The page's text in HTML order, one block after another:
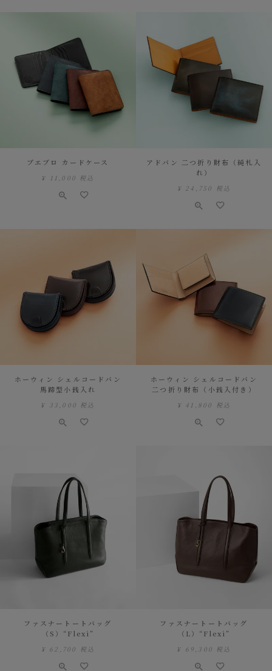
プエブロ カードケース
¥ 11,000 税込
アドバン 二つ折り財布（純札入
れ）
¥ 24,750 税込
ホーウィン シェルコードバン
馬蹄型小銭入れ
¥ 33,000 税込
ホーウィン シェルコードバン
二つ折り財布（小銭入付き）
¥ 41,800 税込
ファスナートートバッグ
（S）“Flexi”
¥ 62,700 税込
ファスナートートバッグ
（L）“Flexi”
¥ 69,300 税込